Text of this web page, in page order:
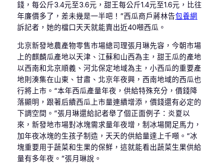
錢，每公斤3.4元至3.6元，甜王每公斤1.4元至1.6元，比往
年廉價多了，差未幾是一半吧！”西瓜商戶蔣林告包養網
訴記者，她的檔口天天就能賣出近40噸西瓜。
北京新發地農產物零售市場總司理張月琳先容，今朝市場
上的麒麟瓜產地以天津、江蘇和山西為主，甜王瓜的產地
以西南和北京順義、河北保定地域為主，小西瓜的重要產
地則湊集在山東、甘肅、北京年夜興，西南地域的西瓜也
行將上市。“本年西瓜產量年夜，供給特殊充分，價錢降
落顯明，跟著后續西瓜上市量連續增添，價錢還有必定的
下調空間。”張月琳還給記者舉了個正面例子：炎夏以
來，新發地市場對冰塊需求量年夜增，制冰場開足馬力，
加年夜冰塊的生孩子制造，天天的供給量達上千噸。“冰
塊重要用于蔬菜和生果的保鮮，這就能看出蔬菜生果供給
量有多年夜。”張月琳說。